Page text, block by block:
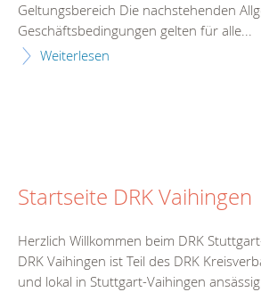
Geltungsbereich Die nachstehenden
Geschäftsbedingungen gelten für alle...
Weiterlesen
Startseite DRK Vaihingen
Herzlich Willkommen beim DRK
DRK Vaihingen ist Teil des DRK
und lokal in Stuttgart-Vaihingen